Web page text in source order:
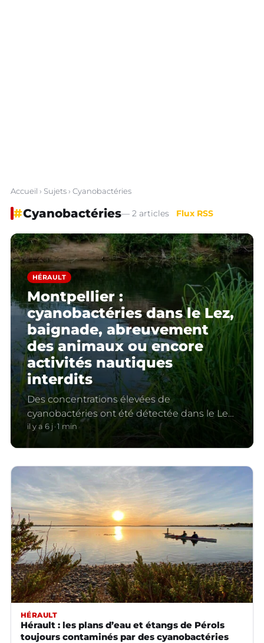
Accueil › Sujets› Cyanobactéries
#Cyanobactéries— 2 articles Flux RSS
HÉRAULT
Montpellier :
cyanobactéries dans le Lez,
baignade, abreuvement
des animaux ou encore
activités nautiques
interdits
Des concentrations élevées de
cyanobactéries ont été détectée dans le Lez
annonce la Ville de Montpellier. Plusieurs
il y a 6 j 1 min
HÉRAULT
Hérault : les plans d’eau et étangs de Pérols
toujours contaminés par des cyanobactéries